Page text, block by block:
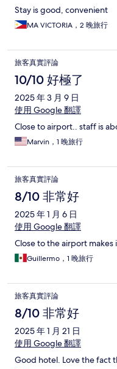
Stay is good, convenient
MA VICTORIA，2 晚旅行
旅客真實評論
10/10 好極了
2025 年 3 月 9 日
使用 Google 翻譯
Close to airport.. staff is
Marvin，1 晚旅行
旅客真實評論
8/10 非常好
2025 年 1 月 6 日
使用 Google 翻譯
Close to the airport
Guillermo，1 晚旅行
旅客真實評論
8/10 非常好
2025 年 1 月 21 日
使用 Google 翻譯
Good hotel. Love the fact